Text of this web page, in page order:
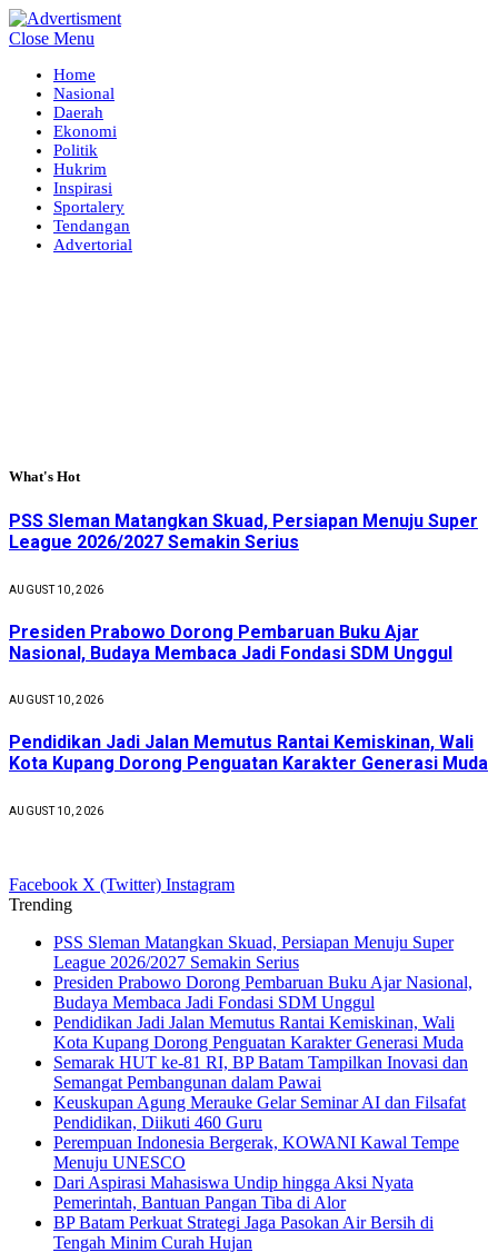
Close Menu
Home
Nasional
Daerah
Ekonomi
Politik
Hukrim
Inspirasi
Sportalery
Tendangan
Advertorial
What's Hot
PSS Sleman Matangkan Skuad, Persiapan Menuju Super
League 2026/2027 Semakin Serius
AUGUST 10, 2026
Presiden Prabowo Dorong Pembaruan Buku Ajar
Nasional, Budaya Membaca Jadi Fondasi SDM Unggul
AUGUST 10, 2026
Pendidikan Jadi Jalan Memutus Rantai Kemiskinan, Wali
Kota Kupang Dorong Penguatan Karakter Generasi Muda
AUGUST 10, 2026
Facebook X (Twitter) Instagram
Trending
PSS Sleman Matangkan Skuad, Persiapan Menuju Super
League 2026/2027 Semakin Serius
Presiden Prabowo Dorong Pembaruan Buku Ajar Nasional,
Budaya Membaca Jadi Fondasi SDM Unggul
Pendidikan Jadi Jalan Memutus Rantai Kemiskinan, Wali
Kota Kupang Dorong Penguatan Karakter Generasi Muda
Semarak HUT ke-81 RI, BP Batam Tampilkan Inovasi dan
Semangat Pembangunan dalam Pawai
Keuskupan Agung Merauke Gelar Seminar AI dan Filsafat
Pendidikan, Diikuti 460 Guru
Perempuan Indonesia Bergerak, KOWANI Kawal Tempe
Menuju UNESCO
Dari Aspirasi Mahasiswa Undip hingga Aksi Nyata
Pemerintah, Bantuan Pangan Tiba di Alor
BP Batam Perkuat Strategi Jaga Pasokan Air Bersih di
Tengah Minim Curah Hujan